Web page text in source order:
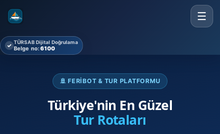
☰
✓ TÜRSAB Dijital Doğrulama
Belge no:6100
🚢 FERIBOT & TUR PLATFORMU
Türkiye'nin En Güzel
Tur Rotaları